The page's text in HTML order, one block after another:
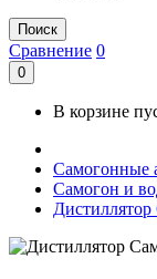
Поиск
Сравнение 0
0
В корзине
Самогонные
Самогон и